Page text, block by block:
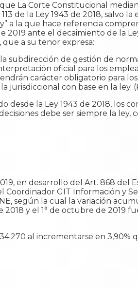
La Corte Constitucional
de la Ley 1943 de 2018, salvo la
a la que hace referencia
ante el decaimiento de la
que a su tenor expresa:
subdirección de gestión de
oficial para los
carácter obligatorio para
jurisdiccional con base en la ley.
la Ley 1943 de 2018, los
debe ser siempre la ley,
en desarrollo del Art. 868 del
Coordinador GIT Información y
según la cual la variación
y el 1° de octubre de 2019
al incrementarse en 3,90%